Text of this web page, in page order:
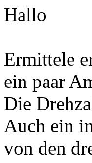
Hallo
Ermittele
ein paar
Die
Auch ein
von den